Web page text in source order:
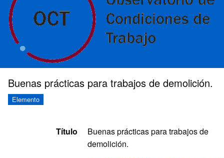
Buenas prácticas para trabajos de demolición.
Elemento
Título
Buenas prácticas para trabajos de
demolición.